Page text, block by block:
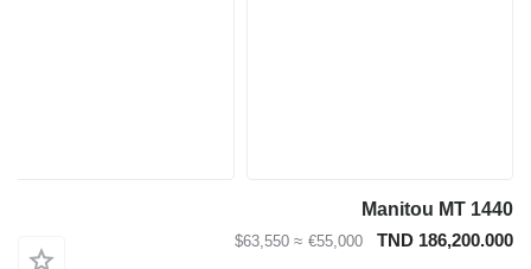
Manitou MT 1440
TND 186,200.000
€55,000
≈ $63,550